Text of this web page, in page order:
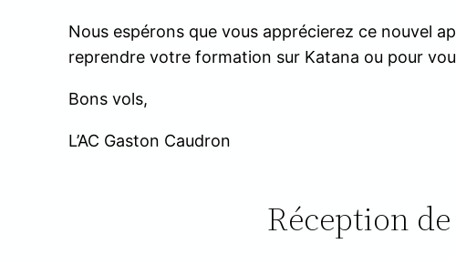
Nous espérons que vous apprécierez ce nouvel
reprendre votre formation sur Katana ou pour
Bons vols,
L’AC Gaston Caudron
Réception